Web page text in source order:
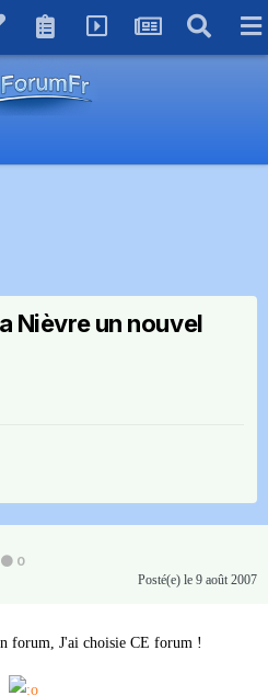
Nièvre un nouvel
0
Posté(e) le 9 août 2007
forum, J'ai choisie CE forum !